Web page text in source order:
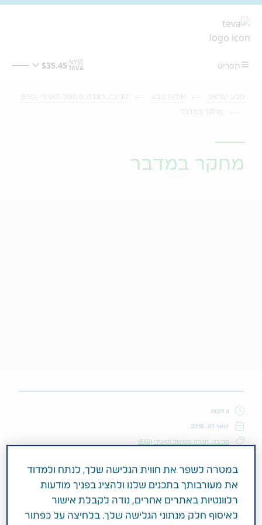
מחקר במדבר
4 דקות
ינואר 01, 2018
סביבה, חברה וממשל תאגידי (ESG)
מה עושים דוקטורנט צעיר ופרופ' מוערך
מאוניברסיטת בן גוריון בין מאהלי הבדואים
במטרה לשפר את חווית הגלישה שלך, לנתח ולמדוד
את מעורבותך בתכנים שלנו ולהציג בפניך מודעות
רלוונטיות באתרים אחרים, נודה לקבלת אישור
לאיסוף חלק מנתוני הגלישה שלך. בלחיצה על כפתור